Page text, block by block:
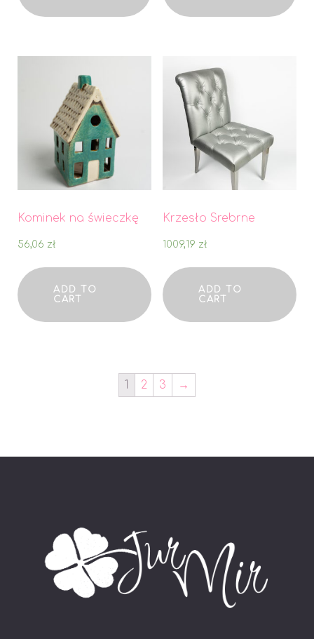
Kominek na świeczkę
56,06 zł
ADD TO
CART
Krzesło Srebrne
1009,19 zł
ADD TO
CART
1 2 3 →